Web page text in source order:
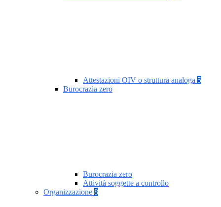
Attestazioni OIV o struttura analoga 5
Burocrazia zero
Burocrazia zero
Attività soggette a controllo
Organizzazione 8